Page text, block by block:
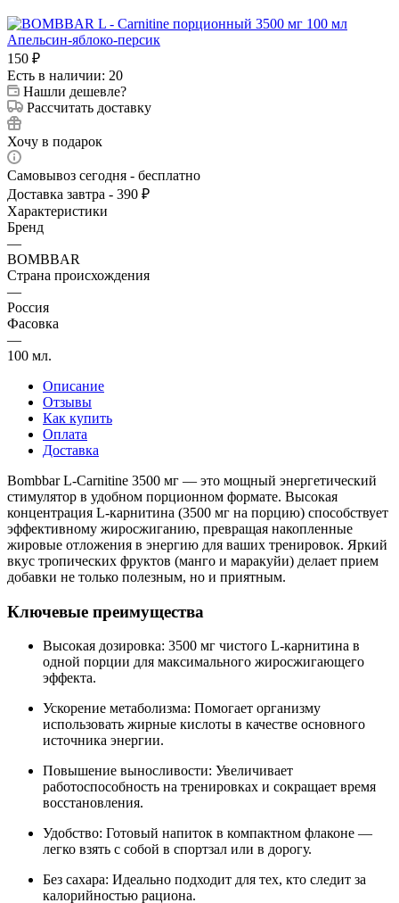
150 ₽
Есть в наличии: 20
Нашли дешевле?
Рассчитать доставку
Хочу в подарок
Самовывоз сегодня - бесплатно
Доставка завтра - 390 ₽
Характеристики
Бренд
—
BOMBBAR
Страна происхождения
—
Россия
Фасовка
—
100 мл.
Описание
Отзывы
Как купить
Оплата
Доставка
Bombbar L-Carnitine 3500 мг — это мощный энергетический
стимулятор в удобном порционном формате. Высокая
концентрация L-карнитина (3500 мг на порцию) способствует
эффективному жиросжиганию, превращая накопленные
жировые отложения в энергию для ваших тренировок. Яркий
вкус тропических фруктов (манго и маракуйи) делает прием
добавки не только полезным, но и приятным.
Ключевые преимущества
Высокая дозировка: 3500 мг чистого L-карнитина в
одной порции для максимального жиросжигающего
эффекта.
Ускорение метаболизма: Помогает организму
использовать жирные кислоты в качестве основного
источника энергии.
Повышение выносливости: Увеличивает
работоспособность на тренировках и сокращает время
восстановления.
Удобство: Готовый напиток в компактном флаконе —
легко взять с собой в спортзал или в дорогу.
Без сахара: Идеально подходит для тех, кто следит за
калорийностью рациона.